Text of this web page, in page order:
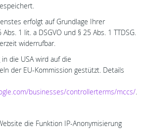
erfolgt auf Grundlage Ihrer
1 lit. a DSGVO und § 25 Abs. 1 TTDSG.
widerrufbar.
die USA wird auf die
der EU-Kommission gestützt. Details
businesses/controllerterms/mccs/.
die Funktion IP-Anonymisierung